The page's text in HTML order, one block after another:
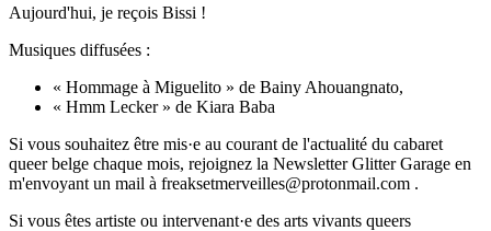
Aujourd'hui, je reçois Bissi !
Musiques diffusées :
« Hommage à Miguelito » de Bainy Ahouangnato,
« Hmm Lecker » de Kiara Baba
Si vous souhaitez être mis·e au courant de l'actualité du cabaret
queer belge chaque mois, rejoignez la Newsletter Glitter Garage en
m'envoyant un mail à freaksetmerveilles@protonmail.com .
Si vous êtes artiste ou intervenant·e des arts vivants queers